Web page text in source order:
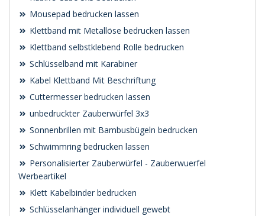
Mousepad bedrucken lassen
Klettband mit Metallöse bedrucken lassen
Klettband selbstklebend Rolle bedrucken
Schlüsselband mit Karabiner
Kabel Klettband Mit Beschriftung
Cuttermesser bedrucken lassen
unbedruckter Zauberwürfel 3x3
Sonnenbrillen mit Bambusbügeln bedrucken
Schwimmring bedrucken lassen
Personalisierter Zauberwürfel - Zauberwuerfel
Werbeartikel
Klett Kabelbinder bedrucken
Schlüsselanhänger individuell gewebt